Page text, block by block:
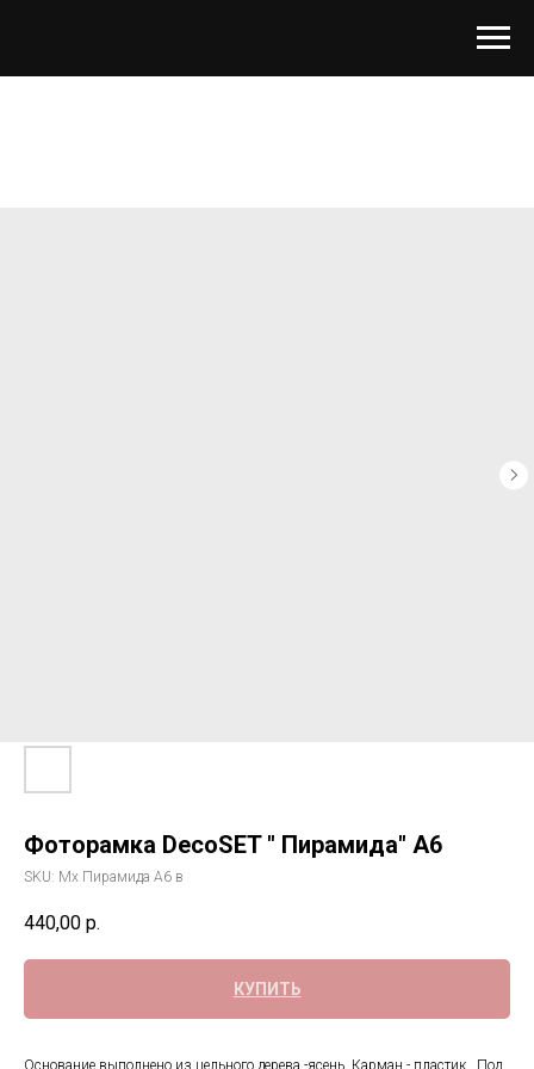
Фоторамка DecoSET " Пирамида" А6
SKU: Мх Пирамида А6 в
440,00 р.
КУПИТЬ